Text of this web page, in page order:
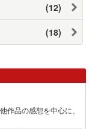
(12)
(18)
作品の感想を中心に、